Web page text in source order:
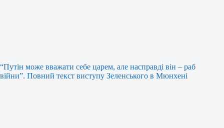
“Путін може вважати себе царем, але насправді він – раб
війни”. Повний текст виступу Зеленського в Мюнхені